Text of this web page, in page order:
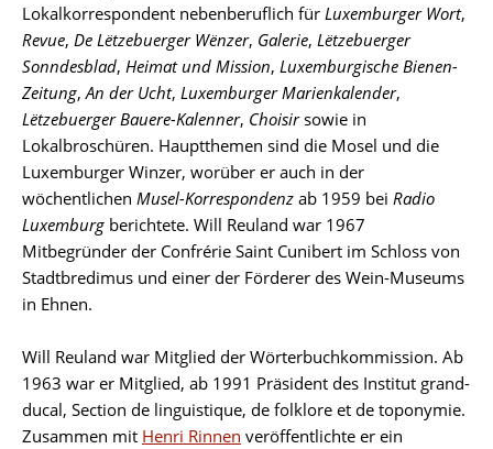
Lokalkorrespondent nebenberuflich für Luxemburger Wort,
Revue, De Lëtzebuerger Wënzer, Galerie, Lëtzebuerger
Sonndesblad, Heimat und Mission, Luxemburgische Bienen-
Zeitung,An der Ucht, Luxemburger Marienkalender,
Lëtzebuerger Bauere-Kalenner, Choisirsowie in
Lokalbroschüren. Hauptthemen sind die Mosel und die
Luxemburger Winzer, worüber er auch in der
wöchentlichen Musel-Korrespondenz ab 1959 bei Radio
Luxemburg berichtete. Will Reuland war 1967
Mitbegründer der Confrérie Saint Cunibert im Schloss von
Stadtbredimus und einer der Förderer des Wein-Museums
in Ehnen.
Will Reuland war Mitglied der Wörterbuchkommission. Ab
1963 war er Mitglied, ab 1991 Präsident des Institut grand-
ducal, Section de linguistique, de folklore et de toponymie.
Zusammen mit Henri Rinnen veröffentlichte er ein